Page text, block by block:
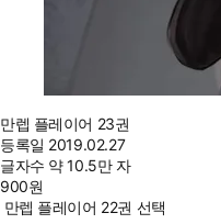
만렙 플레이어 23권
등록일 2019.02.27
글자수 약 10.5만 자
900원
만렙 플레이어 22권 선택